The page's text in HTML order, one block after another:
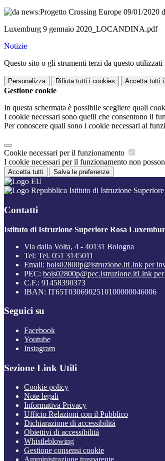
Luxemburg 9 gennaio 2020_LOCANDINA.pdf
Notizie
Questo sito o gli strumenti terzi da questo
Personalizza Rifiuta tutti i cookies Accetta tutti i
Gestione cookie
In questa schermata è possibile scegliere quali
I cookie necessari sono quelli che consentono il
Per conoscere quali sono i cookie necessari al
Cookie necessari per il funzionamento
I cookie necessari per il funzionamento non
Accetta tutti Salva le preferenze
Istituto di Istruzione
Contatti
Istituto di Istruzione Superiore Rosa
Via dalla Volta, 4 - 40131 Bologna
Tel: Tel. 051 3145011
Email: bois02800p@istruzione.itLink per
PEC: bois02800p@pec.istruzione.itLink per
C.F.: 91458390373
IBAN: IT65T0306902510100000046006
Seguici su
Facebook
Youtube
Instagram
Sezione Link Utili
Cookie policy
Note legali
Informativa Privacy
Ufficio Relazioni con il Pubblico
Dichiarazione di accessibilità
Obiettivi di accessibilità
Whistleblowing
Gestione consensi cookie